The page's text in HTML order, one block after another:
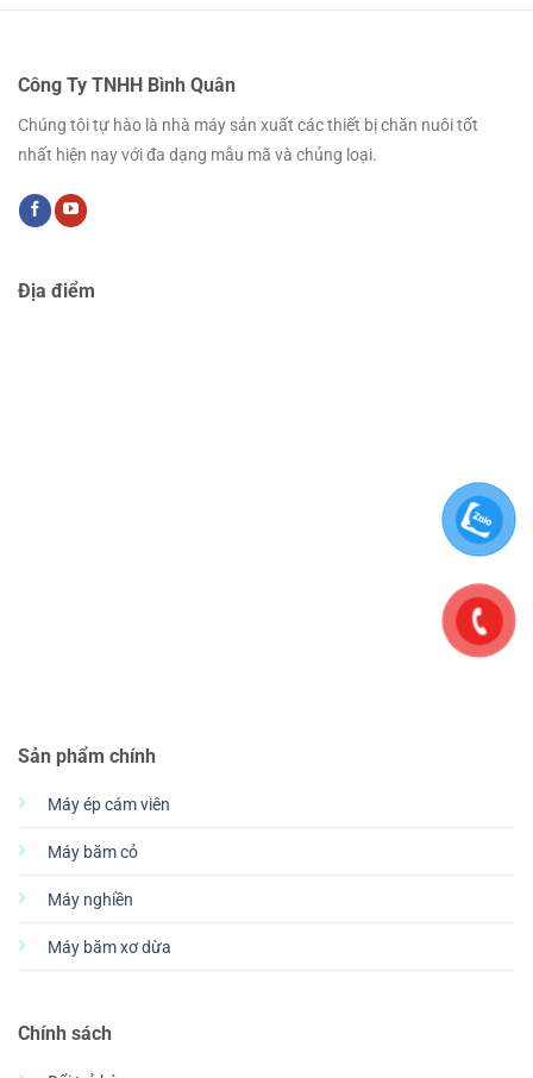
Công Ty TNHH Bình Quân
Chúng tôi tự hào là nhà máy sản xuất các thiết bị chăn nuôi tốt
nhất hiện nay với đa dạng mẫu mã và chủng loại.
Sản phẩm chính
Máy ép cám viên
Máy băm cỏ
Máy nghiền
Máy băm xơ dừa
Chính sách
Địa điểm